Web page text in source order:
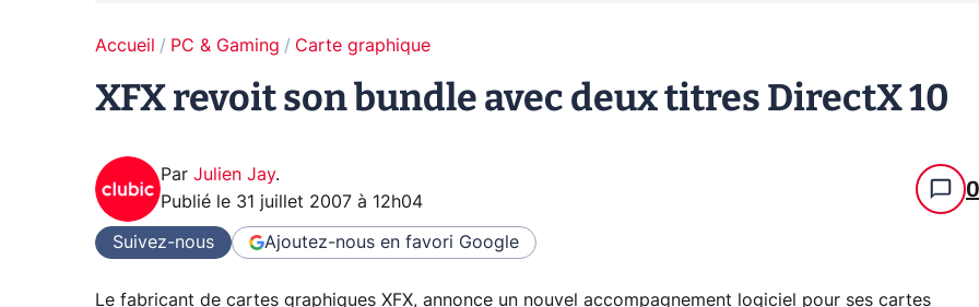
Accueil PC & Gaming Carte graphique
XFX revoit son bundle avec deux titres DirectX 10
Par Julien Jay.
Publié le 31 juillet 2007 à 12h04 0
Suivez-nous Ajoutez-nous en favori Google
Le fabricant de cartes graphiques XFX, annonce un nouvel accompagnement logiciel pour ses cartes